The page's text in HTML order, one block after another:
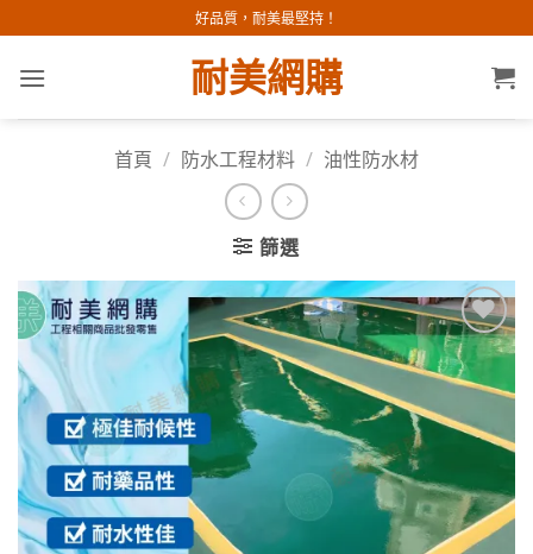
to
content
好品質，耐美最堅持！
耐美網購
首頁 / 防水工程材料 / 油性防水材
篩選
加入
願望
清單